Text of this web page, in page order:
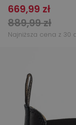
669,99 zł
889,99 zł
Najniższa cena z 30